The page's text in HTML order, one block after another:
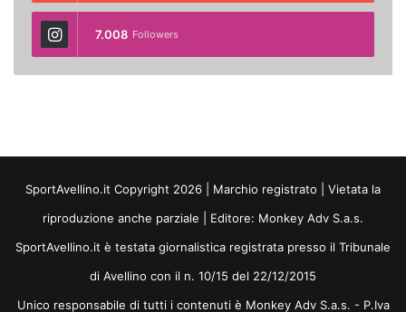
7.008 Followers
SportAvellino.it Copyright 2026 | Marchio registrato | Vietata la
riproduzione anche parziale | Editore: Monkey Adv S.a.s.
SportAvellino.it è testata giornalistica registrata presso il Tribunale
di Avellino con il n. 10/15 del 22/12/2015
Unico responsabile di tutti i contenuti è Monkey Adv S.a.s. - P.Iva